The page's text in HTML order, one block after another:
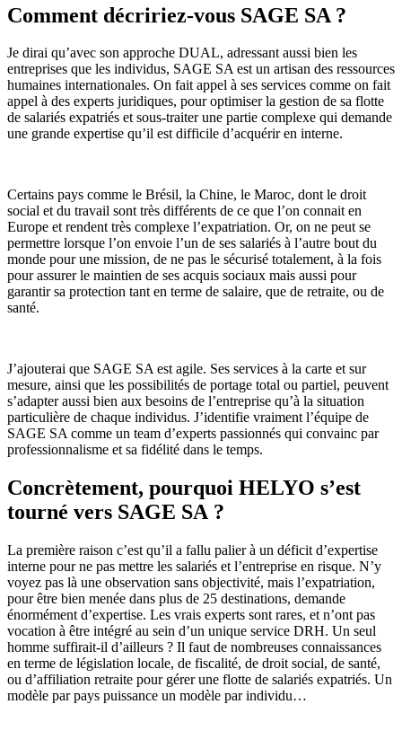
Comment décririez-vous SAGE SA ?
Je dirai qu’avec son approche DUAL, adressant aussi bien les
entreprises que les individus, SAGE SA est un artisan des ressources
humaines internationales. On fait appel à ses services comme on fait
appel à des experts juridiques, pour optimiser la gestion de sa flotte
de salariés expatriés et sous-traiter une partie complexe qui demande
une grande expertise qu’il est difficile d’acquérir en interne.
Certains pays comme le Brésil, la Chine, le Maroc, dont le droit
social et du travail sont très différents de ce que l’on connait en
Europe et rendent très complexe l’expatriation. Or, on ne peut se
permettre lorsque l’on envoie l’un de ses salariés à l’autre bout du
monde pour une mission, de ne pas le sécurisé totalement, à la fois
pour assurer le maintien de ses acquis sociaux mais aussi pour
garantir sa protection tant en terme de salaire, que de retraite, ou de
santé.
J’ajouterai que SAGE SA est agile. Ses services à la carte et sur
mesure, ainsi que les possibilités de portage total ou partiel, peuvent
s’adapter aussi bien aux besoins de l’entreprise qu’à la situation
particulière de chaque individus. J’identifie vraiment l’équipe de
SAGE SA comme un team d’experts passionnés qui convainc par
professionnalisme et sa fidélité dans le temps.
Concrètement, pourquoi HELYO s’est
tourné vers SAGE SA ?
La première raison c’est qu’il a fallu palier à un déficit d’expertise
interne pour ne pas mettre les salariés et l’entreprise en risque. N’y
voyez pas là une observation sans objectivité, mais l’expatriation,
pour être bien menée dans plus de 25 destinations, demande
énormément d’expertise. Les vrais experts sont rares, et n’ont pas
vocation à être intégré au sein d’un unique service DRH. Un seul
homme suffirait-il d’ailleurs ? Il faut de nombreuses connaissances
en terme de législation locale, de fiscalité, de droit social, de santé,
ou d’affiliation retraite pour gérer une flotte de salariés expatriés. Un
modèle par pays puissance un modèle par individu…